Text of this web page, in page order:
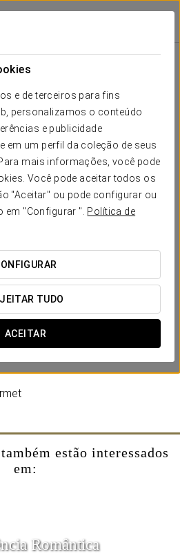
e de terceiros para fins
personalizamos o conteúdo
e publicidade
em um perfil da coleção de seus
mais informações, você pode
Você pode aceitar todos os
"Aceitar" ou pode configurar ou
em "Configurar ". Política de
TUDO
ACEITAR
aquela pessoa especial é
detalhes encantadores no
Sem preocupações — no
de tudo.
estão interessados
em:
Romântica